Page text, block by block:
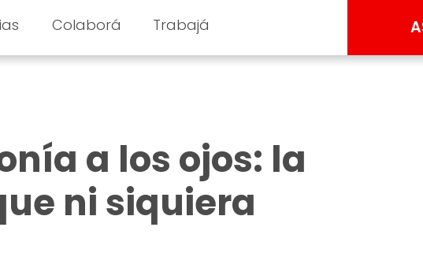
Colaborá Trabajá
a los ojos: la
ni siquiera